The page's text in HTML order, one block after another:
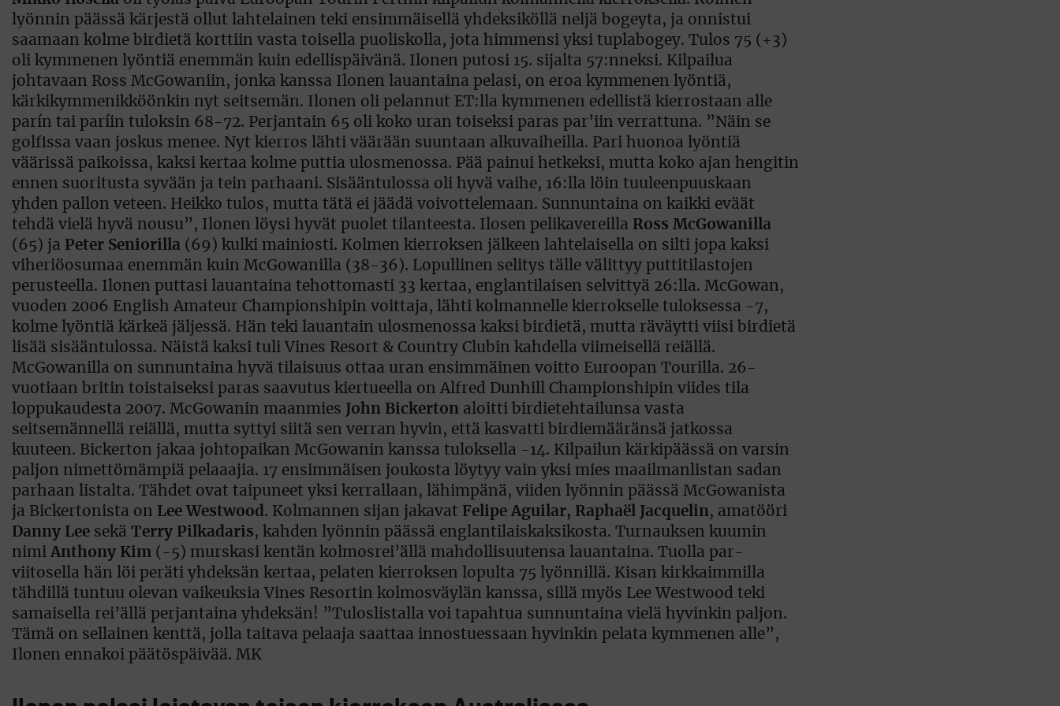
lyönnin päässä kärjestä ollut lahtelainen teki ensimmäisellä yhdeksiköllä neljä bogeyta, ja onnistui
saamaan kolme birdietä korttiin vasta toisella puoliskolla, jota himmensi yksi tuplabogey. Tulos 75 (+3)
oli kymmenen lyöntiä enemmän kuin edellispäivänä. Ilonen putosi 15. sijalta 57:nneksi. Kilpailua
johtavaan Ross McGowaniin, jonka kanssa Ilonen lauantaina pelasi, on eroa kymmenen lyöntiä,
kärkikymmenikköönkin nyt seitsemän. Ilonen oli pelannut ET:lla kymmenen edellistä kierrostaan alle
parín tai paríin tuloksin 68-72. Perjantain 65 oli koko uran toiseksi paras par’iin verrattuna. ”Näin se
golfissa vaan joskus menee. Nyt kierros lähti väärään suuntaan alkuvaiheilla. Pari huonoa lyöntiä
väärissä paikoissa, kaksi kertaa kolme puttia ulosmenossa. Pää painui hetkeksi, mutta koko ajan hengitin
ennen suoritusta syvään ja tein parhaani. Sisääntulossa oli hyvä vaihe, 16:lla löin tuuleenpuuskaan
yhden pallon veteen. Heikko tulos, mutta tätä ei jäädä voivottelemaan. Sunnuntaina on kaikki eväät
tehdä vielä hyvä nousu”, Ilonen löysi hyvät puolet tilanteesta. Ilosen pelikavereilla Ross McGowanilla
(65) ja Peter Seniorilla (69) kulki mainiosti. Kolmen kierroksen jälkeen lahtelaisella on silti jopa kaksi
viheriöosumaa enemmän kuin McGowanilla (38-36). Lopullinen selitys tälle välittyy puttitilastojen
perusteella. Ilonen puttasi lauantaina tehottomasti 33 kertaa, englantilaisen selvittyä 26:lla. McGowan,
vuoden 2006 English Amateur Championshipin voittaja, lähti kolmannelle kierrokselle tuloksessa -7,
kolme lyöntiä kärkeä jäljessä. Hän teki lauantain ulosmenossa kaksi birdietä, mutta räväytti viisi birdietä
lisää sisääntulossa. Näistä kaksi tuli Vines Resort & Country Clubin kahdella viimeisellä reiällä.
McGowanilla on sunnuntaina hyvä tilaisuus ottaa uran ensimmäinen voitto Euroopan Tourilla. 26-
vuotiaan britin toistaiseksi paras saavutus kiertueella on Alfred Dunhill Championshipin viides tila
loppukaudesta 2007. McGowanin maanmies
John Bickerton aloitti birdietehtailunsa vasta
seitsemännellä reiällä, mutta syttyi siitä sen verran hyvin, että kasvatti birdiemääränsä jatkossa
kuuteen. Bickerton jakaa johtopaikan McGowanin kanssa tuloksella -14. Kilpailun kärkipäässä on varsin
paljon nimettömämpiä pelaaajia. 17 ensimmäisen joukosta löytyy vain yksi mies maailmanlistan sadan
parhaan listalta. Tähdet ovat taipuneet yksi kerrallaan, lähimpänä, viiden lyönnin päässä McGowanista
ja Bickertonista on Lee Westwood. Kolmannen sijan jakavat Felipe Aguilar, Raphaël Jacquelin, amatööri
Danny Lee sekä Terry Pilkadaris, kahden lyönnin päässä englantilaiskaksikosta. Turnauksen kuumin
nimi Anthony Kim (-5) murskasi kentän kolmosrei’ällä mahdollisuutensa lauantaina. Tuolla par-
viitosella hän löi peräti yhdeksän kertaa, pelaten kierroksen lopulta 75 lyönnillä. Kisan kirkkaimmilla
tähdillä tuntuu olevan vaikeuksia Vines Resortin kolmosväylän kanssa, sillä myös Lee Westwood teki
samaisella rei’ällä perjantaina yhdeksän! ”Tuloslistalla voi tapahtua sunnuntaina vielä hyvinkin paljon.
Tämä on sellainen kenttä, jolla taitava pelaaja saattaa innostuessaan hyvinkin pelata kymmenen alle”,
Ilonen ennakoi päätöspäivää. MK